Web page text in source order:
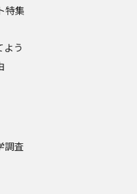
特集
よう
調査